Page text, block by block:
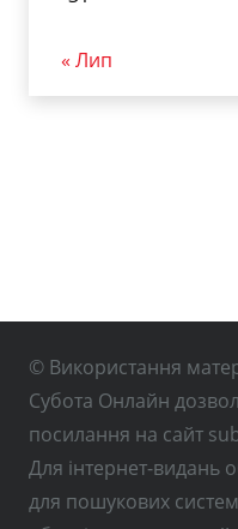
« Лип
© Використання
Субота Онлайн
посилання на сайт
Для інтернет-видань
для пошукових